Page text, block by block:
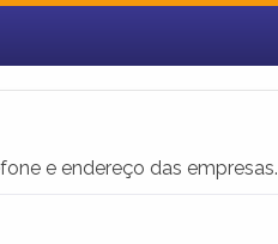
e endereço das empresas.